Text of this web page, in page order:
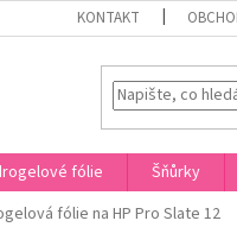
KONTAKT
fólie Šňůrky
fólie na HP Pro Slate 12